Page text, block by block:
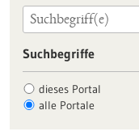
Suchbegriffe
dieses Portal
alle Portale